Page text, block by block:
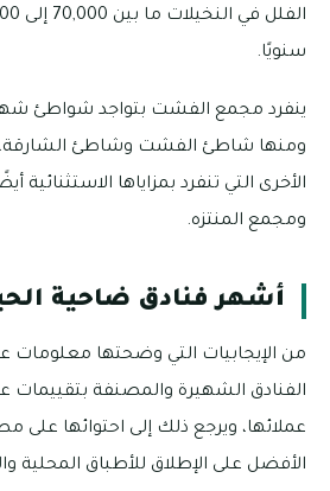
سنويًا.
ينفرد مجمع الفشت بتواجد شواطئ
ومنها شاطئ الفشت وشاطئ
الأخرى التي تنفرد بمزاياها الاستثنائية
ومجمع المنتزه.
أشهر فنادق ضاحية
من الإيجابيات التي وضحتها معلومات
الفنادق الشهيرة والمصنفة بتقييمات
عملائها، ويرجع ذلك إلى احتوائها على
الأفضل على الإطلاق للأطباق المحلية